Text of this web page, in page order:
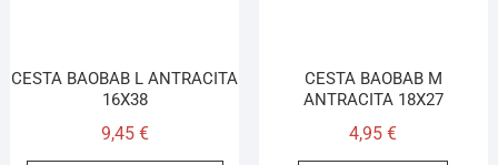
CESTA BAOBAB L ANTRACITA
16X38
9,45 €
CESTA BAOBAB M
ANTRACITA 18X27
4,95€